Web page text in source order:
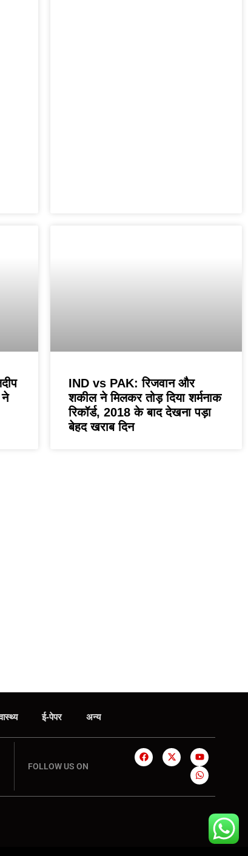
ने
IND vs PAK: रिजवान और
शकील ने मिलकर तोड़ दिया शर्मनाक
रिकॉर्ड, 2018 के बाद देखना पड़ा
बेहद खराब दिन
ई-पेपर अन्य
FOLLOW US ON